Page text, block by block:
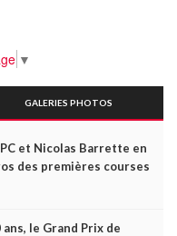
▼
GALERIES PHOTOS
et Nicolas Barrette en
des premières courses
le Grand Prix de